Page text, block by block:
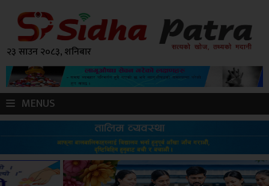
२३ साउन २०८३, शनिबार
MENUS